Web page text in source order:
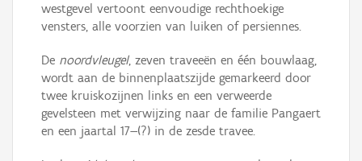
westgevel vertoont eenvoudige rechthoekige
vensters, alle voorzien van luiken of persiennes.
De noordvleugel, zeven traveeën en één bouwlaag,
wordt aan de binnenplaatszijde gemarkeerd door
twee kruiskozijnen links en een verweerde
gevelsteen met verwijzing naar de familie Pangaert
en een jaartal 17—(?) in de zesde travee.